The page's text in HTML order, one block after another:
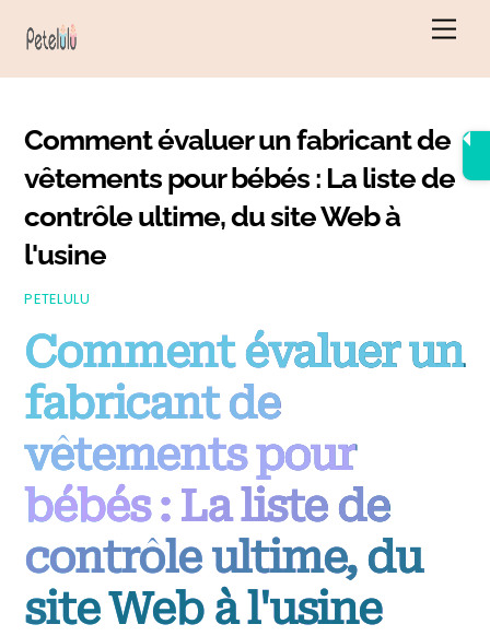
Comment évaluer un fabricant de
vêtements pour bébés : La liste de
contrôle ultime, du site Web à
l'usine
PETELULU
Comment évaluer un
fabricant de
vêtements pour
bébés : La liste de
contrôle ultime, du
site Web à l'usine